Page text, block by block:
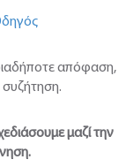
απόφαση,
συζήτηση.
μαζί την